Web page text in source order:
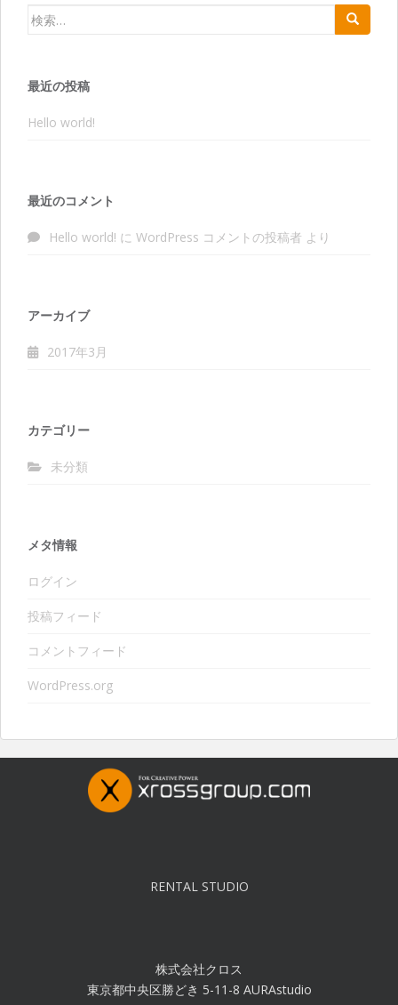
最近の投稿
Hello world!
最近のコメント
Hello world! に WordPress コメントの投稿者 より
アーカイブ
2017年3月
カテゴリー
未分類
メタ情報
ログイン
投稿フィード
コメントフィード
WordPress.org
RENTAL STUDIO
株式会社クロス
東京都中央区勝どき 5-11-8 AURAstudio